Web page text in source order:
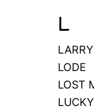
L
LARRY
LODE
LOST